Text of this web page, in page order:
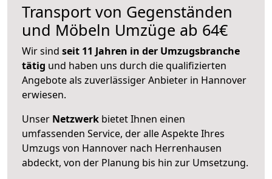
Transport von Gegenständen
und Möbeln Umzüge ab 64€
Wir sind seit 11 Jahren in der Umzugsbranche
tätig und haben uns durch die qualifizierten
Angebote als zuverlässiger Anbieter in Hannover
erwiesen.
Unser Netzwerk bietet Ihnen einen
umfassenden Service, der alle Aspekte Ihres
Umzugs von Hannover nach Herrenhausen
abdeckt, von der Planung bis hin zur Umsetzung.